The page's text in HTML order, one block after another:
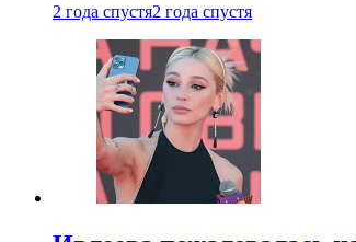
2 года спустя2 года спустя